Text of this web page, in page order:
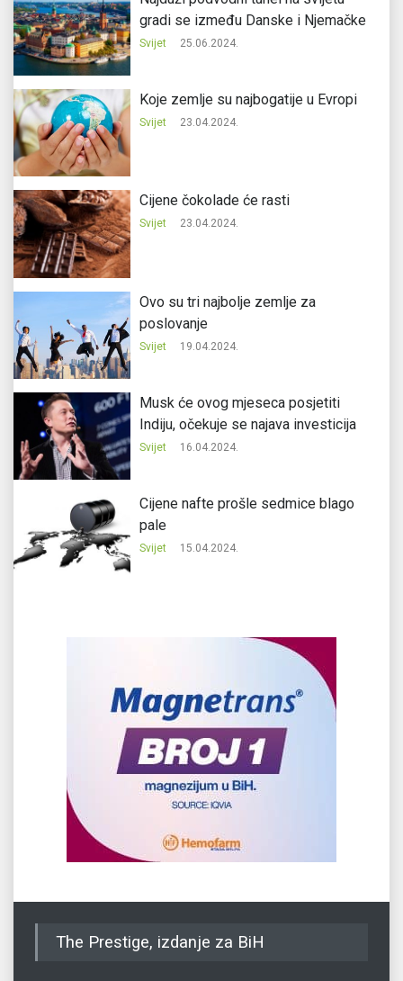
gradi se između Danske i Njemačke
Svijet 25.06.2024.
Koje zemlje su najbogatije u Evropi
Svijet 23.04.2024.
Cijene čokolade će rasti
Svijet 23.04.2024.
Ovo su tri najbolje zemlje za
poslovanje
Svijet 19.04.2024.
Musk će ovog mjeseca posjetiti
Indiju, očekuje se najava investicija
Svijet 16.04.2024.
Cijene nafte prošle sedmice blago
pale
Svijet 15.04.2024.
The Prestige, izdanje za BiH